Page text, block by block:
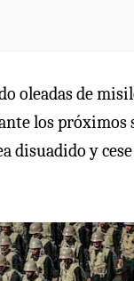
oleadas de
los próximos
disuadido y